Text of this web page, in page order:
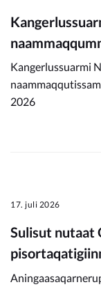
Kangerlussuarmi
2026
17. juli 2026
Sulisut nutaat